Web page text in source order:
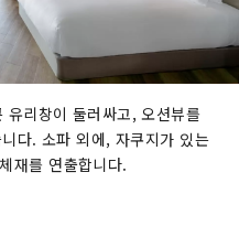
리창이 둘러싸고, 오션뷰를
다. 소파 외에, 자쿠지가 있는
재를 연출합니다.